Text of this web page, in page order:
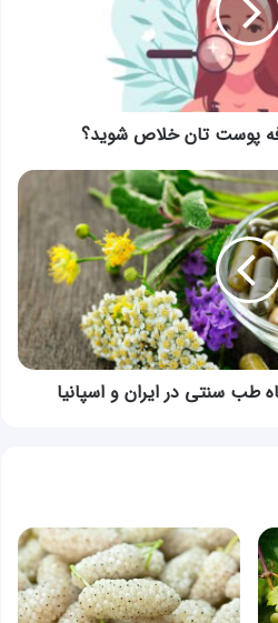
پوست تان خلاص شوید؟
طب سنتی در ایران و اسپانیا